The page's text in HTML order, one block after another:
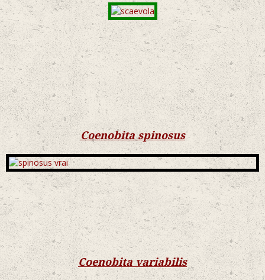
Coenobita spinosus
Coenobita variabilis